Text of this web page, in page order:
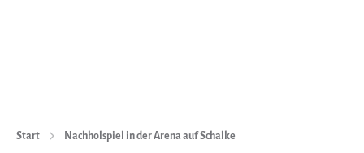
Start Nachholspiel in der Arena auf Schalke